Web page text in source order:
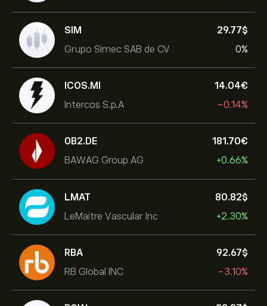
SIM
Grupo Simec SAB de CV
29.77‎$‎
0%
ICOS.MI
Intercos S.p.A
14.04‎€‎
-0.14%
0B2.DE
BAWAG Group AG
181.70‎€‎
+0.66%
LMAT
LeMaitre Vascular Inc
80.82‎$‎
+2.30%
RBA
RB Global INC
92.67‎$‎
-3.10%